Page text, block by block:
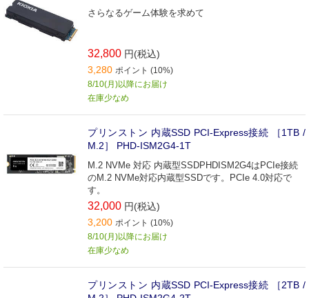
さらなるゲーム体験を求めて
32,800 円(税込)
3,280 ポイント (10%)
8/10(月)以降にお届け
在庫少なめ
プリンストン 内蔵SSD PCI-Express接続 ［1TB /
M.2］ PHD-ISM2G4-1T
M.2 NVMe 対応 内蔵型SSDPHDISM2G4はPCIe接続
のM.2 NVMe対応内蔵型SSDです。PCIe 4.0対応で
す。
32,000 円(税込)
3,200 ポイント (10%)
8/10(月)以降にお届け
在庫少なめ
プリンストン 内蔵SSD PCI-Express接続 ［2TB /